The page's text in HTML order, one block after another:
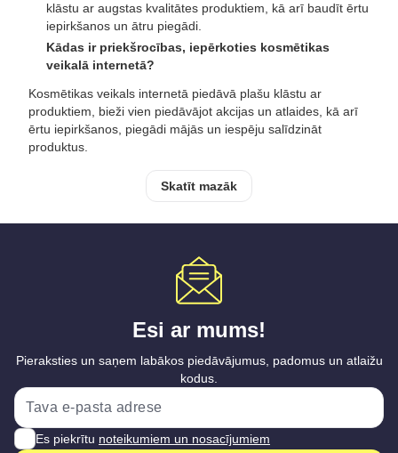
klāstu ar augstas kvalitātes produktiem, kā arī baudīt ērtu
iepirkšanos un ātru piegādi.
Kādas ir priekšrocības, iepērkoties kosmētikas
veikalā internetā?
Kosmētikas veikals internetā piedāvā plašu klāstu ar
produktiem, bieži vien piedāvājot akcijas un atlaides, kā arī
ērtu iepirkšanos, piegādi mājās un iespēju salīdzināt
produktus.
Skatīt mazāk
Esi ar mums!
Pieraksties un saņem labākos piedāvājumus, padomus un atlaižu
kodus.
Es piekrītu noteikumiem un nosacījumiem